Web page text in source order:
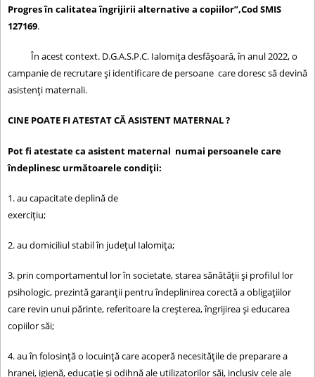
Progres în calitatea îngrijirii alternative a copiilor”,Cod SMIS
127169.
În acest context. D.G.A.S.P.C. Ialomița desfășoară, în anul 2022, o
campanie de recrutare și identificare de persoane care doresc să devină
asistenți maternali.
CINE POATE FI ATESTAT CĂ ASISTENT MATERNAL ?
Pot fi atestate ca asistent maternal numai persoanele care
îndeplinesc următoarele condiţii:
1. au capacitate deplină de
exerciţiu;
2. au domiciliul stabil în județul Ialomița;
3. prin comportamentul lor în societate, starea sănătăţii şi profilul lor
psihologic, prezintă garanţii pentru îndeplinirea corectă a obligaţiilor
care revin unui părinte, referitoare la creşterea, îngrijirea şi educarea
copiilor săi;
4. au în folosinţă o locuinţă care acoperă necesităţile de preparare a
hranei, igienă, educaţie şi odihnă ale utilizatorilor săi, inclusiv cele ale